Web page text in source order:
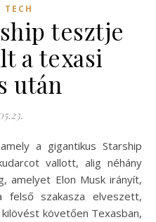
TECH
tesztje
a texasi
után
vallott, alig néhány
amelyet Elon Musk irányít,
szakasza elveszett,
követően Texasban,